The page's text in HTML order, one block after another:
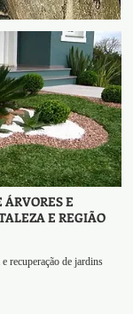
E
E REGIÃO
recuperação de jardins